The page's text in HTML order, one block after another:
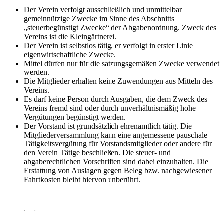
Der Verein verfolgt ausschließlich und unmittelbar
gemeinnützige Zwecke im Sinne des Abschnitts
„steuerbegünstigt Zwecke“ der Abgabenordnung. Zweck des
Vereins ist die Kleingärtnerei.
Der Verein ist selbstlos tätig, er verfolgt in erster Linie
eigenwirtschaftliche Zwecke.
Mittel dürfen nur für die satzungsgemäßen Zwecke verwendet
werden.
Die Mitglieder erhalten keine Zuwendungen aus Mitteln des
Vereins.
Es darf keine Person durch Ausgaben, die dem Zweck des
Vereins fremd sind oder durch unverhältnismäßig hohe
Vergütungen begünstigt werden.
Der Vorstand ist grundsätzlich ehrenamtlich tätig. Die
Mitgliederversammlung kann eine angemessene pauschale
Tätigkeitsvergütung für Vorstandsmitglieder oder andere für
den Verein Tätige beschließen. Die steuer- und
abgaberechtlichen Vorschriften sind dabei einzuhalten. Die
Erstattung von Auslagen gegen Beleg bzw. nachgewiesener
Fahrtkosten bleibt hiervon unberührt.